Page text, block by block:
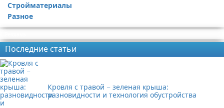
Стройматериалы
Разное
Последние статьи
Кровля с травой − зеленая крыша:
разновидности и технология обустройства